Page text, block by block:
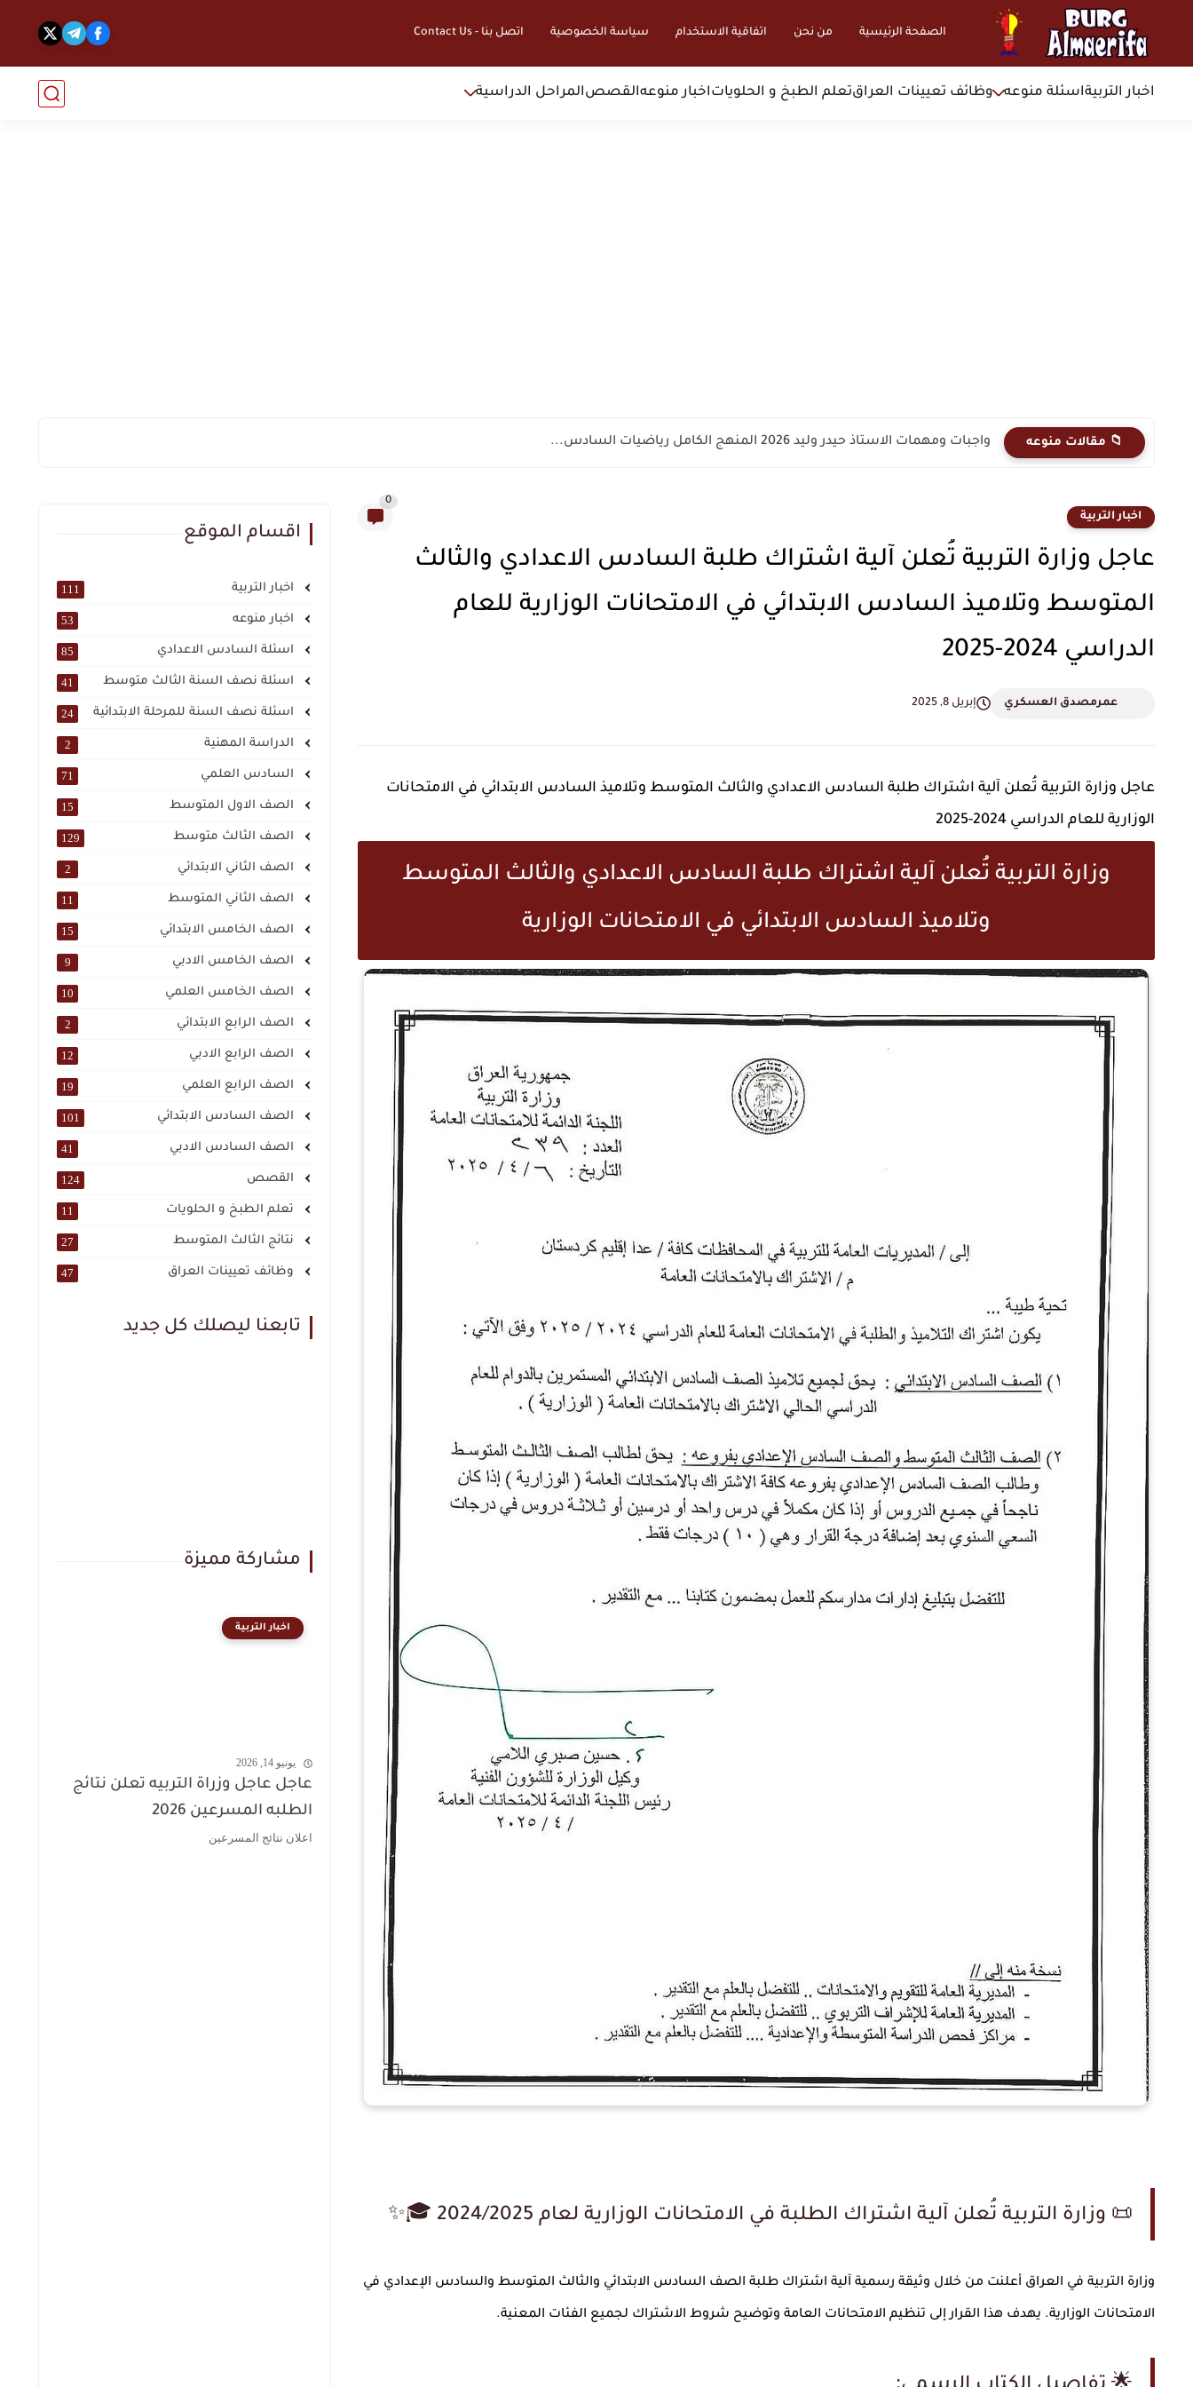
الصفحة الرئيسية من نحن اتفاقية الاستخدام سياسة الخصوصية اتصل بنا - Contact Us
اخبار التربيةاسئلة منوعه وظائف تعيينات العراقتعلم الطبخ و الحلوياتاخبار منوعهالقصصالمراحل الدراسية
📁 مقالات منوعه واجبات ومهمات الاستاذ حيدر وليد 2026 المنهج الكامل رياضيات السادس...
اخبار التربية
0
عاجل وزارة التربية تُعلن آلية اشتراك طلبة السادس الاعدادي والثالث
المتوسط وتلاميذ السادس الابتدائي في الامتحانات الوزارية للعام
الدراسي 2024-2025
عمرمصدق العسكري إبريل 8, 2025
عاجل وزارة التربية تُعلن آلية اشتراك طلبة السادس الاعدادي والثالث المتوسط وتلاميذ السادس الابتدائي في الامتحانات
الوزارية للعام الدراسي 2024-2025
وزارة التربية تُعلن آلية اشتراك طلبة السادس الاعدادي والثالث المتوسط
وتلاميذ السادس الابتدائي في الامتحانات الوزارية
📜 وزارة التربية تُعلن آلية اشتراك الطلبة في الامتحانات الوزارية لعام 2024/2025 🎓
✨
وزارة التربية في العراق أعلنت من خلال وثيقة رسمية آلية اشتراك طلبة الصف السادس الابتدائي والثالث المتوسط والسادس الإعدادي في
الامتحانات الوزارية. يهدف هذا القرار إلى تنظيم الامتحانات العامة وتوضيح شروط الاشتراك لجميع الفئات المعنية.
:
اقسام الموقع
اخبار التربية 111
اخبار منوعه 53
اسئلة السادس الاعدادي 85
اسئلة نصف السنة الثالث متوسط 41
اسئلة نصف السنة للمرحلة الابتدائية 24
الدراسة المهنية 2
السادس العلمي 71
الصف الاول المتوسط 15
الصف الثالث متوسط 129
الصف الثاني الابتدائي 2
الصف الثاني المتوسط 11
الصف الخامس الابتدائي 15
الصف الخامس الادبي 9
الصف الخامس العلمي 10
الصف الرابع الابتدائي 2
الصف الرابع الادبي 12
الصف الرابع العلمي 19
الصف السادس الابتدائي 101
الصف السادس الادبي 41
القصص 124
تعلم الطبخ و الحلويات 11
نتائج الثالث المتوسط 27
وظائف تعيينات العراق 47
تابعنا ليصلك كل جديد
مشاركة مميزة
اخبار التربية
يونيو 14, 2026
عاجل عاجل وزراة التربيه تعلن نتائج
الطلبه المسرعين 2026
اعلان نتائج المسرعين